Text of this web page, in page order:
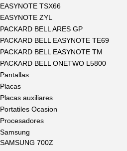
EASYNOTE TSX66
EASYNOTE ZYL
PACKARD BELL ARES GP
PACKARD BELL EASYNOTE TE69
PACKARD BELL EASYNOTE TM
PACKARD BELL ONETWO L5800
Pantallas
Placas
Placas auxiliares
Portatiles Ocasion
Procesadores
Samsung
SAMSUNG 700Z